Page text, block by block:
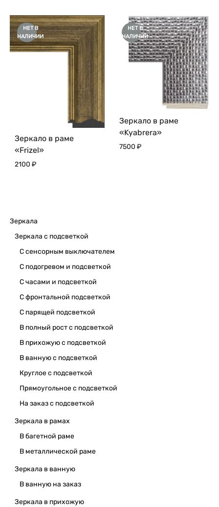
НЕТ В
НАЛИЧИИ
Зеркало в раме
«Frizel»
2100 ₽
НЕТ В
НАЛИЧИИ
Зеркало в раме
«Kyabrera»
7500 ₽
Зеркала
Зеркала с подсветкой
С сенсорным выключателем
С подогревом и подсветкой
С часами и подсветкой
С фронтальной подсветкой
С парящей подсветкой
В полный рост с подсветкой
В прихожую с подсветкой
В ванную с подсветкой
Круглое с подсветкой
Прямоугольное с подсветкой
На заказ с подсветкой
Зеркала в рамах
В багетной раме
В металлической раме
Зеркала в ванную
В ванную на заказ
Зеркала в прихожую